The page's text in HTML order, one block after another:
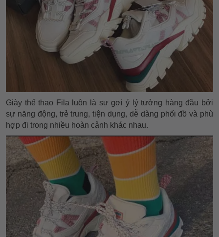
Giày thể thao Fila luôn là sự gợi ý lý tưởng hàng đầu bởi
sự năng động, trẻ trung, tiện dụng, dễ dàng phối đồ và phù
hợp đi trong nhiều hoàn cảnh khác nhau.